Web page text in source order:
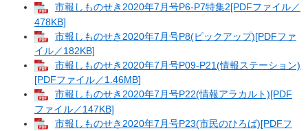
市報しものせき2020年7月号P6-P7特集2[PDFファイル／
478KB]
市報しものせき2020年7月号P8(ピックアップ)[PDFファ
イル／182KB]
市報しものせき2020年7月号P09-P21(情報ステーション)
[PDFファイル／1.46MB]
市報しものせき2020年7月号P22(情報アラカルト)[PDF
ファイル／147KB]
市報しものせき2020年7月号P23(市民のひろば)[PDFフ